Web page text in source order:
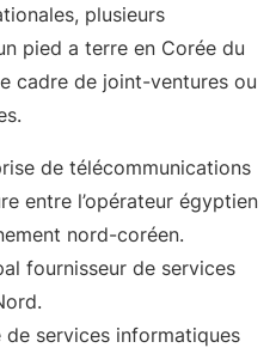
plusieurs
pied a terre en Corée du
cadre de joint-ventures ou
de télécommunications
entre l’opérateur égyptien
nord-coréen.
fournisseur de services
.
de services informatiques